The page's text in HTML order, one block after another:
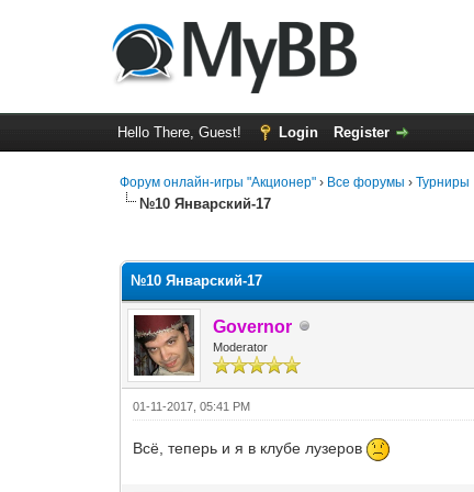
Hello There, Guest! Login Register
Форум онлайн-игры "Акционер" › Все форумы ›Турниры
№10 Январский-17
№10 Январский-17
Governor
Moderator
01-11-2017, 05:41 PM
Всё, теперь и я в клубе лузеров